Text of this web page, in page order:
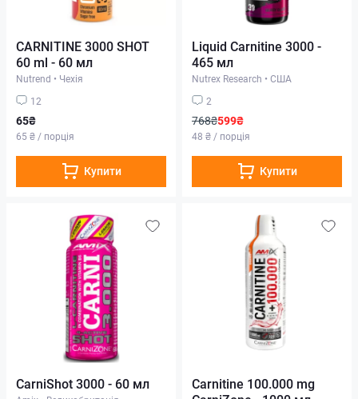
CARNITINE 3000 SHOT
60 ml - 60 мл
Nutrend • Чехія
12
65₴
65 ₴ / порція
Купити
Liquid Carnitine 3000 -
465 мл
Nutrex Research • США
2
768₴599₴
48 ₴ / порція
Купити
CarniShot 3000 - 60 мл
Carnitine 100.000 mg